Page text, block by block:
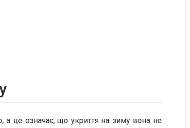
а це означає, що укриття на зиму вона не